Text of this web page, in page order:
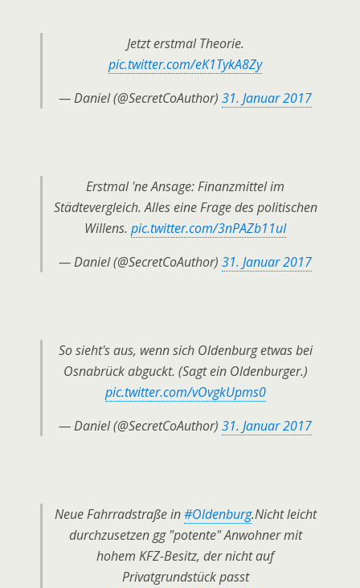
Jetzt erstmal Theorie.
pic.twitter.com/eK1TykA8Zy
— Daniel (@SecretCoAuthor) 31. Januar 2017
Erstmal 'ne Ansage: Finanzmittel im
Städtevergleich. Alles eine Frage des politischen
Willens. pic.twitter.com/3nPAZb11uI
— Daniel (@SecretCoAuthor) 31. Januar 2017
So sieht's aus, wenn sich Oldenburg etwas bei
Osnabrück abguckt. (Sagt ein Oldenburger.)
pic.twitter.com/vOvgkUpms0
— Daniel (@SecretCoAuthor) 31. Januar 2017
Neue Fahrradstraße in#Oldenburg.Nicht leicht
durchzusetzen gg "potente" Anwohner mit
hohem KFZ-Besitz, der nicht auf
Privatgrundstück passt